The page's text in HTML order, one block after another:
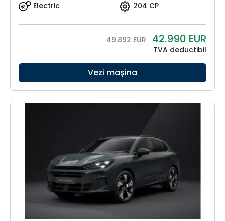
Electric
204 CP
49.892 EUR 42.990 EUR
TVA deductibil
Vezi mașina